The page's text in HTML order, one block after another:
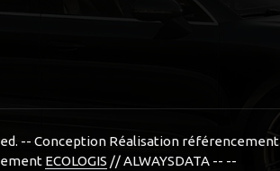
-- Conception Réalisation référencement
ECOLOGIS // ALWAYSDATA -- --